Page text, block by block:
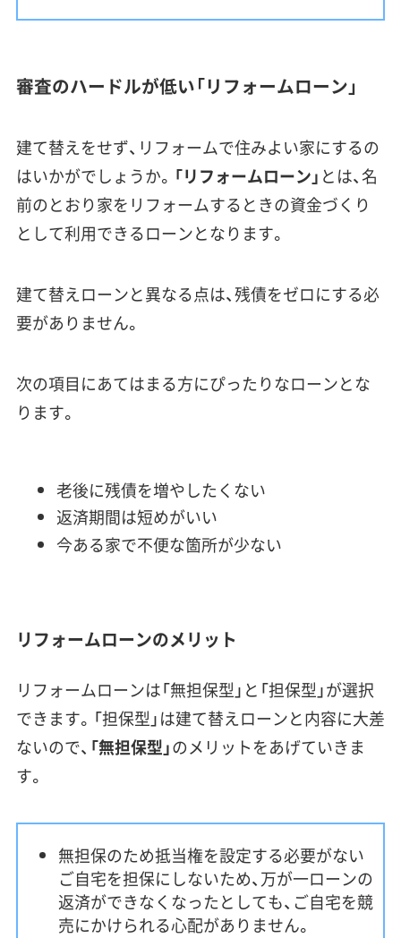
審査のハードルが低い「リフォームローン」
建て替えをせず、リフォームで住みよい家にするの
はいかがでしょうか。 「リフォームローン」 とは、名
前のとおり家をリフォームするときの資金づくり
として利用できるローンとなります。
建て替えローンと異なる点は、残債をゼロにする必
要がありません。
次の項目にあてはまる方にぴったりなローンとな
ります。
老後に残債を増やしたくない
返済期間は短めがいい
今ある家で不便な箇所が少ない
リフォームローンのメリット
リフォームローンは「無担保型」と「担保型」が選択
できます。「担保型」は建て替えローンと内容に大差
ないので、 「無担保型」のメリットをあげていきま
す。
無担保のため抵当権を設定する必要がない
ご自宅を担保にしないため、万が一ローンの
返済ができなくなったとしても、ご自宅を競
売にかけられる心配がありません。